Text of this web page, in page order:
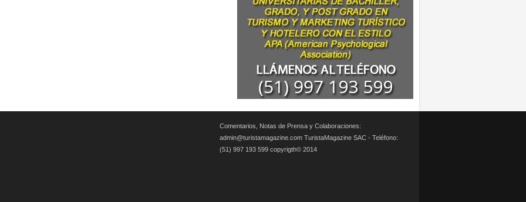
Comentarios, Notas de Prensa y Colaboraciones:
admin@turistamagazine.com TuristaMagazine SAC - Teléfono:
(51) 997 193 599 copyrigth© 2014